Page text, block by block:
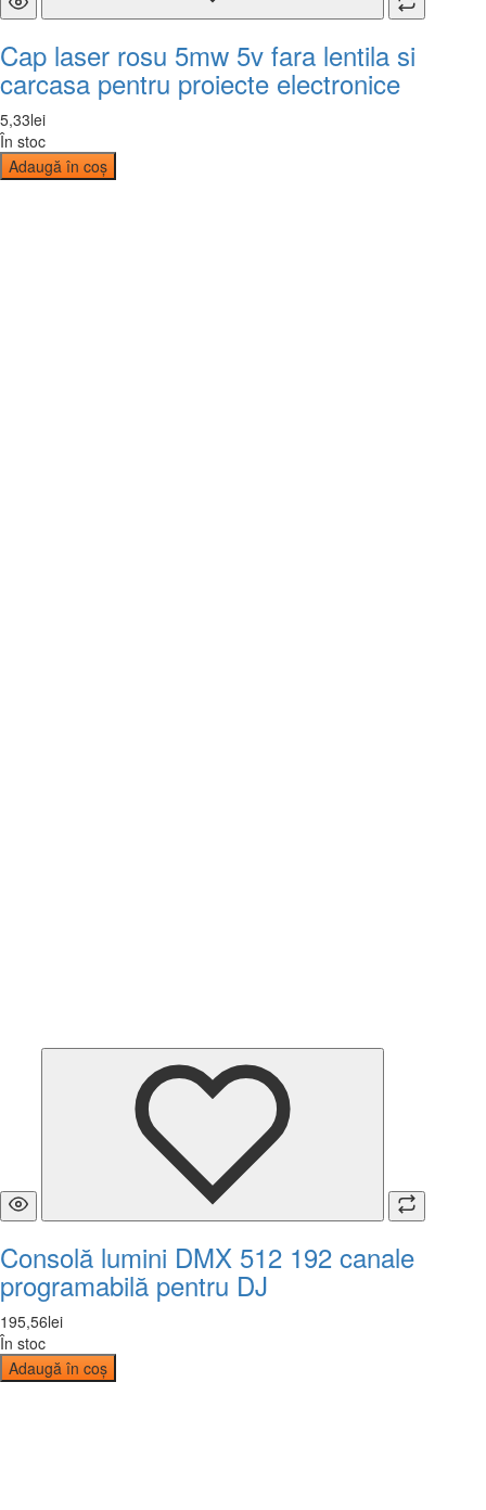
Cap laser rosu 5mw 5v fara lentila si
carcasa pentru proiecte electronice
5,33lei
În stoc
Adaugă în coș
Consolă lumini DMX 512 192 canale
programabilă pentru DJ
195,56lei
În stoc
Adaugă în coș